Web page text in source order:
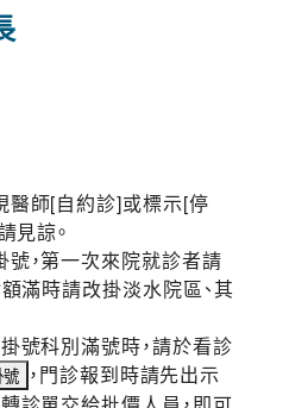
師[自約診]或標示[停
見諒。
，第一次來院就診者請
額滿時請改掛淡水院區、其
號科別滿號時，請於看診
，門診報到時請先出示